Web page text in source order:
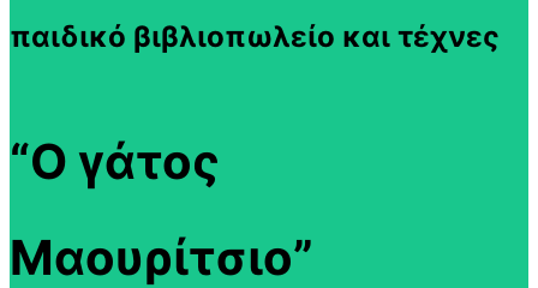
παιδικό βιβλιοπωλείο και τέχνες
“Ο γάτος
Μαουρίτσιο”